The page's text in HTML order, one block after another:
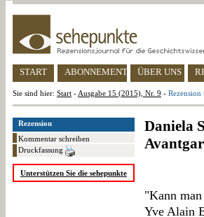
START ABONNEMENT ÜBER UNS
Sie sind hier: Start - Ausgabe 15 (2015), Nr. 9 -
Rezension
Kommentar schreiben
Druckfassung
Unterstützen Sie die sehepunkte
Daniela
"Kann
Yve Alain